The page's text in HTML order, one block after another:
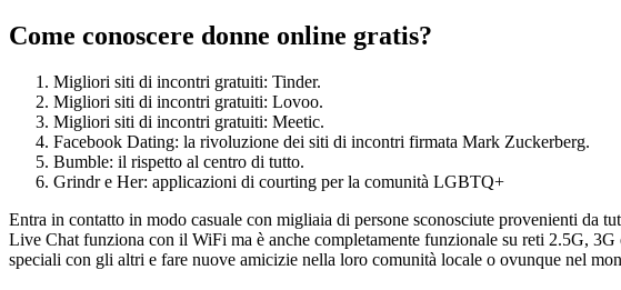
Come conoscere donne online gratis?
Migliori siti di incontri gratuiti: Tinder.
Migliori siti di incontri gratuiti: Lovoo.
Migliori siti di incontri gratuiti: Meetic.
Facebook Dating: la rivoluzione dei siti di incontri firmata Mark Zuckerberg.
Bumble: il rispetto al centro di tutto.
Grindr e Her: applicazioni di courting per la comunità LGBTQ+
Entra in contatto in modo casuale con migliaia di persone sconosciute provenienti da
Live Chat funziona con il WiFi ma è anche completamente funzionale su reti 2.5G,
speciali con gli altri e fare nuove amicizie nella loro comunità locale o ovunque nel